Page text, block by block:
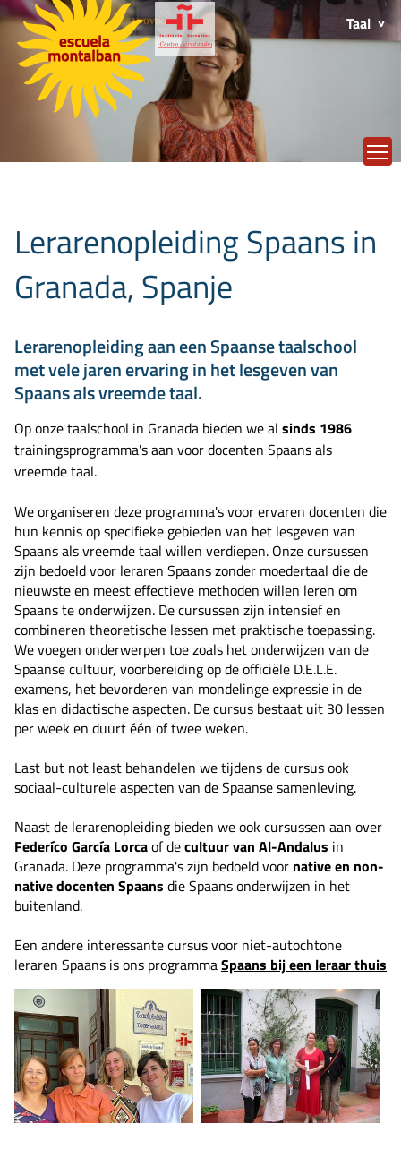
Taal
Lerarenopleiding Spaans in
Granada, Spanje
Lerarenopleiding aan een Spaanse taalschool
met vele jaren ervaring in het lesgeven van
Spaans als vreemde taal.
Op onze taalschool in Granada bieden we al sinds 1986
trainingsprogramma's aan voor docenten Spaans als
vreemde taal.
We organiseren deze programma's voor ervaren docenten die
hun kennis op specifieke gebieden van het lesgeven van
Spaans als vreemde taal willen verdiepen. Onze cursussen
zijn bedoeld voor leraren Spaans zonder moedertaal die de
nieuwste en meest effectieve methoden willen leren om
Spaans te onderwijzen. De cursussen zijn intensief en
combineren theoretische lessen met praktische toepassing.
We voegen onderwerpen toe zoals het onderwijzen van de
Spaanse cultuur, voorbereiding op de officiële D.E.L.E.
examens, het bevorderen van mondelinge expressie in de
klas en didactische aspecten. De cursus bestaat uit 30 lessen
per week en duurt één of twee weken.
Last but not least behandelen we tijdens de cursus ook
sociaal-culturele aspecten van de Spaanse samenleving.
Naast de lerarenopleiding bieden we ook cursussen aan over
Federíco García Lorcaof decultuur van Al-Andalus in
Granada. Deze programma's zijn bedoeld voor native en non-
native docenten Spaans die Spaans onderwijzen in het
buitenland.
Een andere interessante cursus voor niet-autochtone
leraren Spaans is ons programmaSpaans bij een leraar thuis